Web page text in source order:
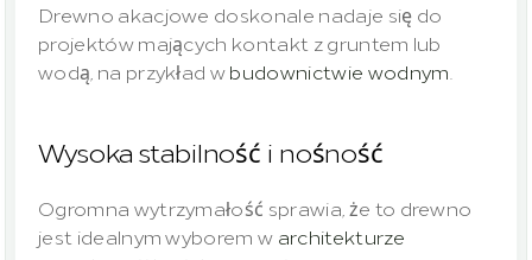
Drewno akacjowe doskonale nadaje się do
projektów mających kontakt z gruntem lub
wodą, na przykład w budownictwie wodnym
Wysoka stabilność i nośność
Ogromna wytrzymałość sprawia, że to drewno
jest idealnym wyborem w architekturze